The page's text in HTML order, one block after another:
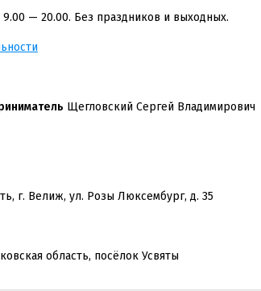
— 20.00. Без праздников и выходных.
Щегловский Сергей Владимирович
г. Велиж, ул. Розы Люксембург, д. 35
область, посёлок Усвяты